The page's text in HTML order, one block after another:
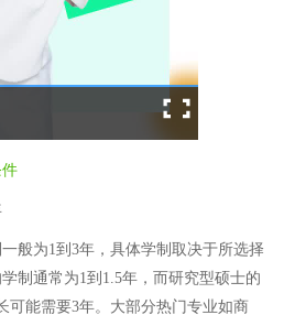
般为1到3年，具体学制取决于所选择
制通常为1到1.5年，而研究型硕士的
可能需要3年。大部分热门专业如商